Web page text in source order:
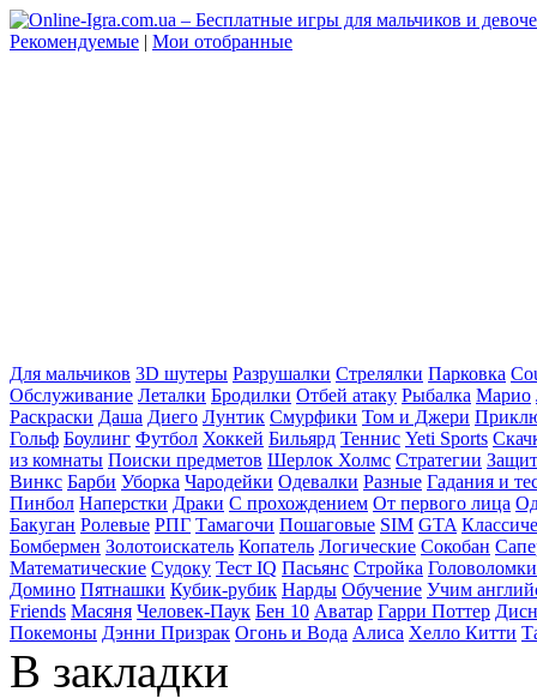
Рекомендуемые | Мои отобранные
Для мальчиков 3D шутеры Разрушалки Стрелялки Парковка
Обслуживание Леталки Бродилки Отбей атаку Рыбалка Марио
Раскраски Даша Диего Лунтик Смурфики Том и Джери
Гольф Боулинг Футбол Хоккей Бильярд Теннис Yeti Sports
из комнаты Поиски предметов Шерлок Холмс Стратегии
Винкс Барби Уборка Чародейки Одевалки Разные Гадания и
Пинбол Наперстки Драки С прохождением От первого лица
Бакуган Ролевые РПГ Тамагочи Пошаговые SIM GTA
Бомбермен Золотоискатель Копатель Логические Сокобан
Математические Судоку Тест IQ Пасьянс Стройка Головоломки
Домино Пятнашки Кубик-рубик Нарды Обучение Учим
Friends Масяня Человек-Паук Бен 10 Аватар Гарри Поттер
Покемоны Дэнни Призрак Огонь и Вода Алиса Хелло Китти
В закладки